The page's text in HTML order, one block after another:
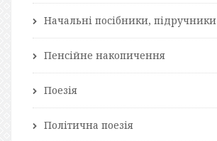
Начальні посібники, підручники
Пенсійне накопичення
Поезія
Політична поезія